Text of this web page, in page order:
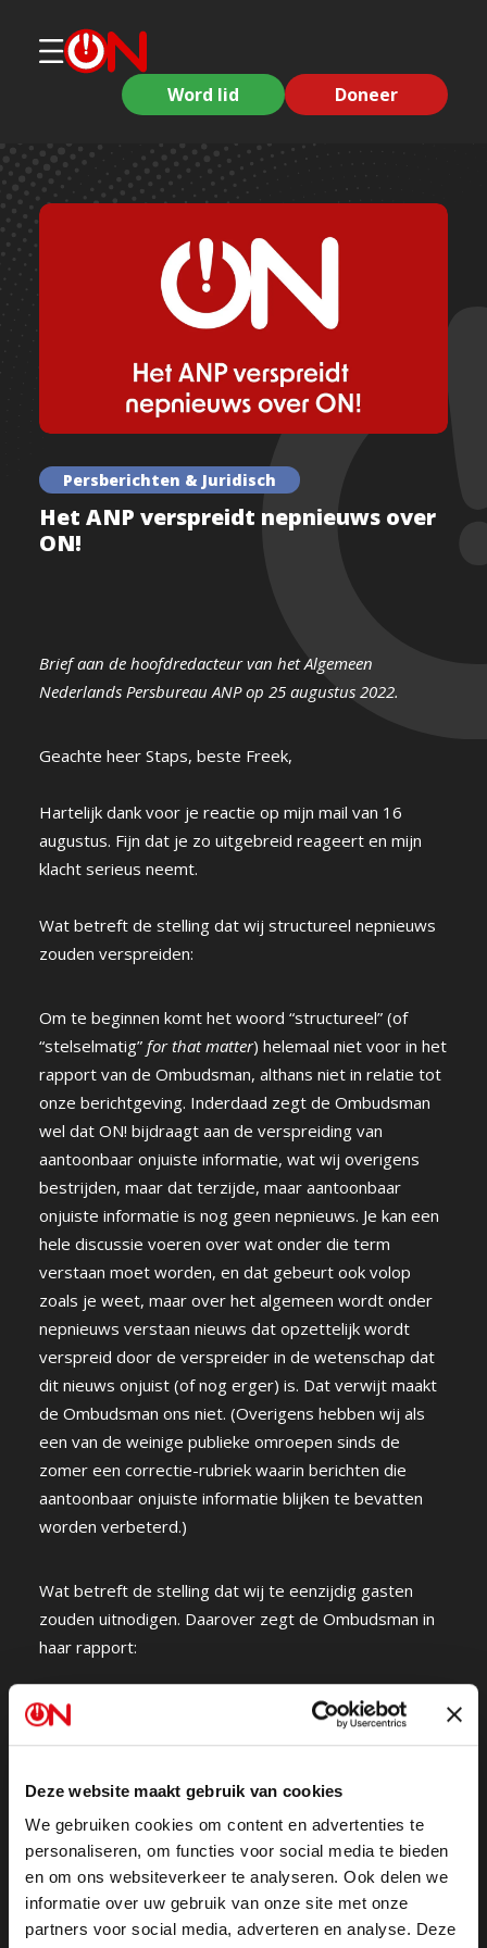
Deze website maakt gebruik van cookies
We gebruiken cookies om content en advertenties te
personaliseren, om functies voor social media te bieden
en om ons websiteverkeer te analyseren. Ook delen we
informatie over uw gebruik van onze site met onze
partners voor social media, adverteren en analyse. Deze
Word lid Doneer
Persberichten & Juridisch
Het ANP verspreidt nepnieuws over
ON!
Brief aan de hoofdredacteur van het Algemeen
Nederlands Persbureau ANP op 25 augustus 2022.
Geachte heer Staps, beste Freek,
Hartelijk dank voor je reactie op mijn mail van 16
augustus. Fijn dat je zo uitgebreid reageert en mijn
klacht serieus neemt.
Wat betreft de stelling dat wij structureel nepnieuws
zouden verspreiden:
Om te beginnen komt het woord “structureel” (of
“stelselmatig” for that matter) helemaal niet voor in het
rapport van de Ombudsman, althans niet in relatie tot
onze berichtgeving. Inderdaad zegt de Ombudsman
wel dat ON! bijdraagt aan de verspreiding van
aantoonbaar onjuiste informatie, wat wij overigens
bestrijden, maar dat terzijde, maar aantoonbaar
onjuiste informatie is nog geen nepnieuws. Je kan een
hele discussie voeren over wat onder die term
verstaan moet worden, en dat gebeurt ook volop
zoals je weet, maar over het algemeen wordt onder
nepnieuws verstaan nieuws dat opzettelijk wordt
verspreid door de verspreider in de wetenschap dat
dit nieuws onjuist (of nog erger) is. Dat verwijt maakt
de Ombudsman ons niet. (Overigens hebben wij als
een van de weinige publieke omroepen sinds de
zomer een correctie-rubriek waarin berichten die
aantoonbaar onjuiste informatie blijken te bevatten
worden verbeterd.)
Wat betreft de stelling dat wij te eenzijdig gasten
zouden uitnodigen. Daarover zegt de Ombudsman in
haar rapport:
“Maar niet alles waarover het publiek bij mij klaagde
andere politieke voorkeuren en overtuigingen niet
worden aangenomen.”
(bladzijde 30 Onderzoeksrapport Ombudsman)
Ongehoord nodigt breed gasten uit en iedereen is